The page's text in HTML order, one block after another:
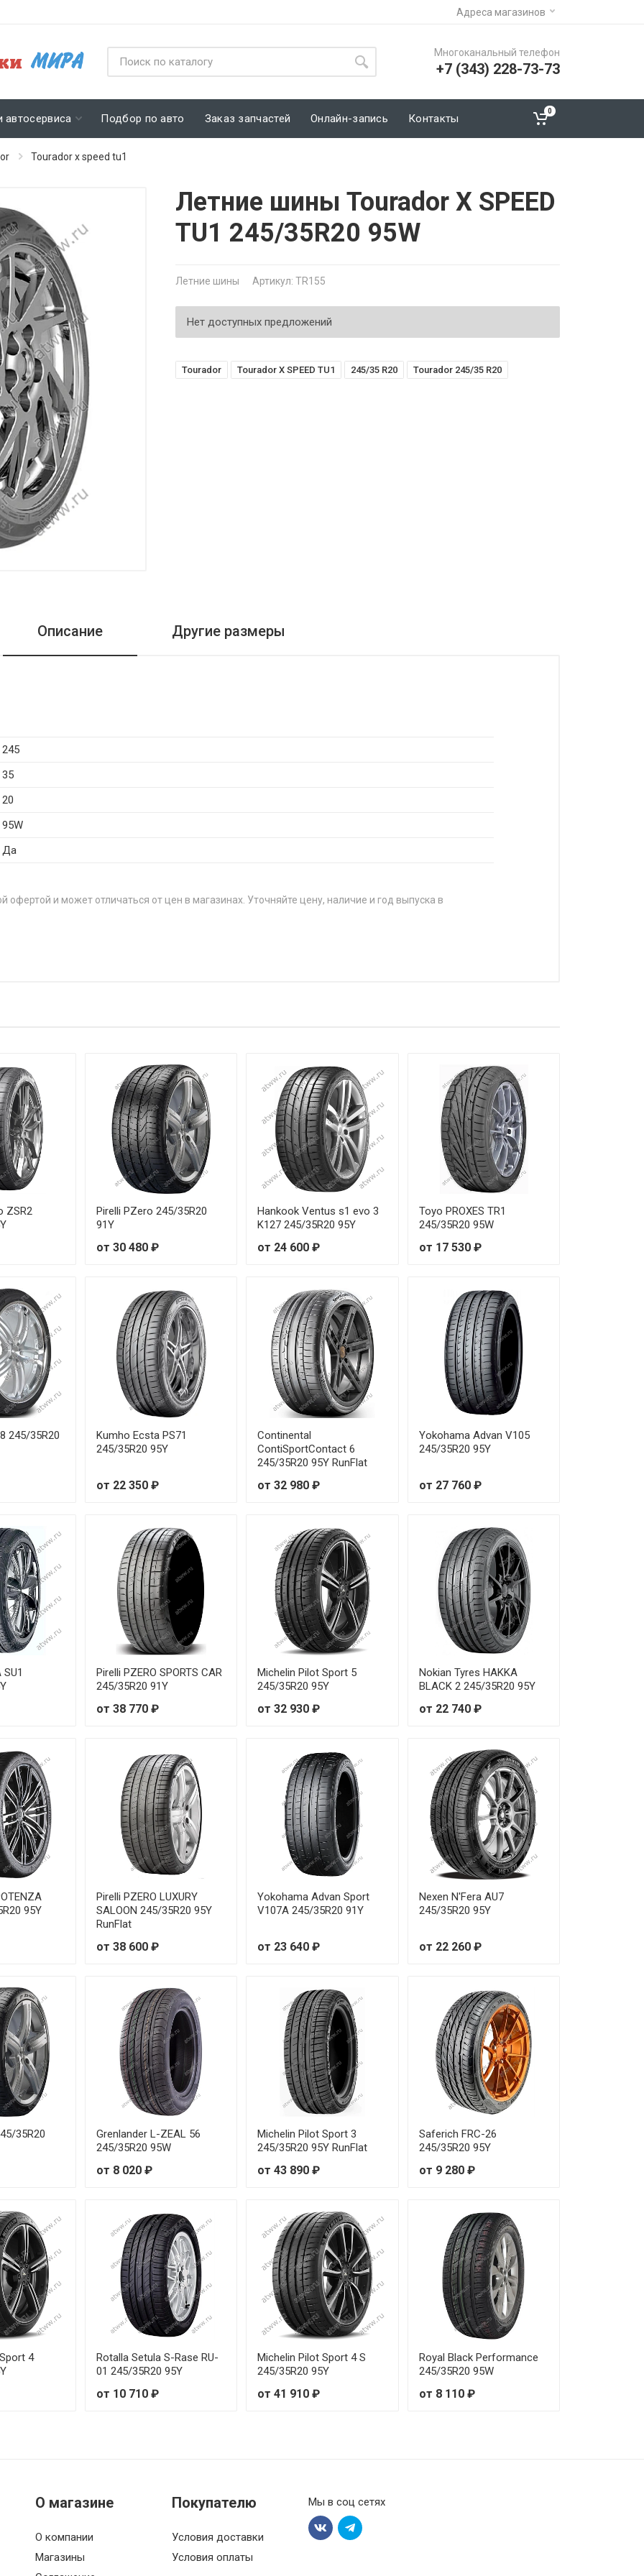
Адреса магазинов
Многоканальный телефон
+7 (343) 228-73-73
автосервиса Подбор по авто Заказ запчастей Онлайн-запись Контакты
0
Tourador x speed tu1
Летние шины Tourador X SPEED
TU1 245/35R20 95W
Летние шины Артикул: TR155
Нет доступных предложений
Tourador Tourador X SPEED TU1 245/35 R20 Tourador 245/35 R20
Описание Другие размеры
245
35
20
95W
Да
офертой и может отличаться от цен в магазинах. Уточняйте цену, наличие и год выпуска в
87W
93W
87W
89Y
91W
93Y
95W
99V
88W
93Y
92W
93Y
98W
101W
98V
91W
92Y
95W
97W
98W
100W
101Y
103W
104W
97W
98W
99W
100W
102Y
97Y
103W
109Y
93W
97W
ZSR2
Pirelli PZero 245/35R20
91Y
от 30 480 ₽
Hankook Ventus s1 evo 3
K127 245/35R20 95Y
от 24 600 ₽
Toyo PROXES TR1
245/35R20 95W
от 17 530 ₽
245/35R20
Kumho Ecsta PS71
245/35R20 95Y
от 22 350 ₽
Continental
ContiSportContact 6
245/35R20 95Y RunFlat
от 32 980 ₽
Yokohama Advan V105
245/35R20 95Y
от 27 760 ₽
Pirelli PZERO SPORTS CAR
245/35R20 91Y
от 38 770 ₽
Michelin Pilot Sport 5
245/35R20 95Y
от 32 930 ₽
Nokian Tyres HAKKA
BLACK 2 245/35R20 95Y
от 22 740 ₽
95Y
Pirelli PZERO LUXURY
SALOON 245/35R20 95Y
RunFlat
от 38 600 ₽
Yokohama Advan Sport
V107A 245/35R20 91Y
от 23 640 ₽
Nexen N'Fera AU7
245/35R20 95Y
от 22 260 ₽
35R20
Grenlander L-ZEAL 56
245/35R20 95W
от 8 020 ₽
Michelin Pilot Sport 3
245/35R20 95Y RunFlat
от 43 890 ₽
Saferich FRC-26
245/35R20 95Y
от 9 280 ₽
4
Rotalla Setula S-Rase RU-
01 245/35R20 95Y
от 10 710 ₽
Michelin Pilot Sport 4 S
245/35R20 95Y
от 41 910 ₽
Royal Black Performance
245/35R20 95W
от 8 110 ₽
О магазине
О компании
Магазины
Покупателю
Условия доставки
Условия оплаты
Мы в соц сетях